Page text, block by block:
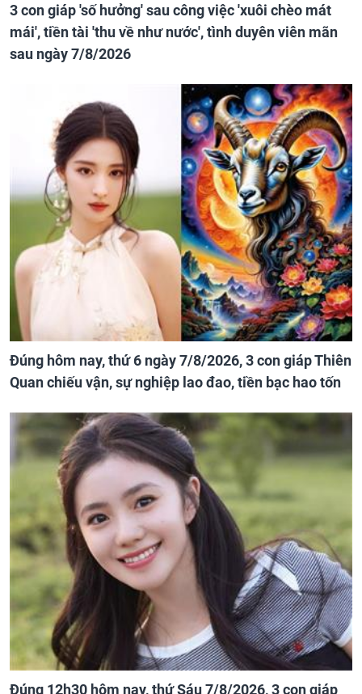
3 con giáp 'số hưởng' sau công việc 'xuôi chèo mát
mái', tiền tài 'thu về như nước', tình duyên viên mãn
sau ngày 7/8/2026
Đúng hôm nay, thứ 6 ngày 7/8/2026, 3 con giáp Thiên
Quan chiếu vận, sự nghiệp lao đao, tiền bạc hao tốn
Đúng 12h30 hôm nay, thứ Sáu 7/8/2026, 3 con giáp